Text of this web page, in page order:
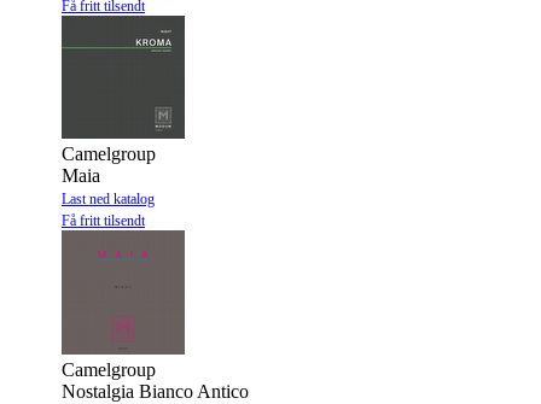
Få fritt tilsendt
Camelgroup
Maia
Last ned katalog
Få fritt tilsendt
Camelgroup
Nostalgia Bianco Antico